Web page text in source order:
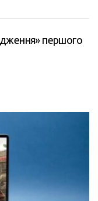
першого